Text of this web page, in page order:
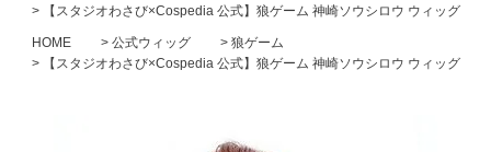
【スタジオわさび×Cospedia 公式】狼ゲーム 神崎ソウシロウ ウィッグ
HOME 公式ウィッグ
狼ゲーム
【スタジオわさび×Cospedia 公式】狼ゲーム 神崎ソウシロウ ウィッグ